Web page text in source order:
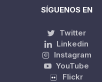
SÍGUENOS EN
Twitter
Linkedin
Instagram
YouTube
Flickr